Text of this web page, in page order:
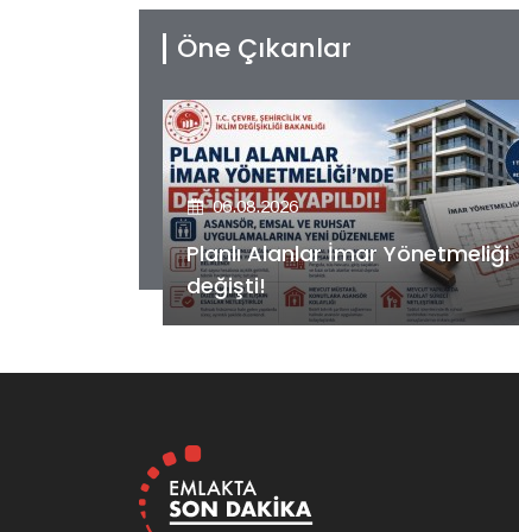
Öne Çıkanlar
06.08.2026
Kiler GYO’dan Pendik Dolayoba
projesiyle ilgili önemli adım!